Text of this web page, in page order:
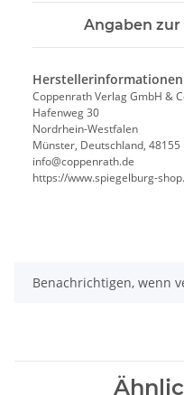
Angaben
Coppenrath Verlag GmbH &
Hafenweg 30
Nordrhein-Westfalen
Münster, Deutschland, 48155
info@coppenrath.de
https://www.spiegelburg-
Benachrichtigen, wenn